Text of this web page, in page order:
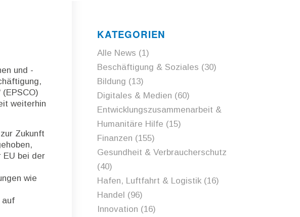
und -
weiterhin
Zukunft
EU bei der
wie
auf
KATEGORIEN
Alle News (1)
Beschäftigung & Soziales (30)
Bildung (13)
Digitales & Medien (60)
Entwicklungszusammenarbeit &
Humanitäre Hilfe (15)
Finanzen (155)
Gesundheit & Verbraucherschutz
(40)
Hafen, Luftfahrt & Logistik(16)
Handel (96)
Innovation (16)